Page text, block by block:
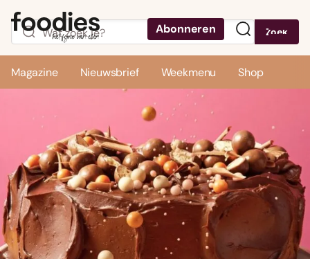
Abonneren Zoek
Magazine Nieuwsbrief Weekmenu Shop